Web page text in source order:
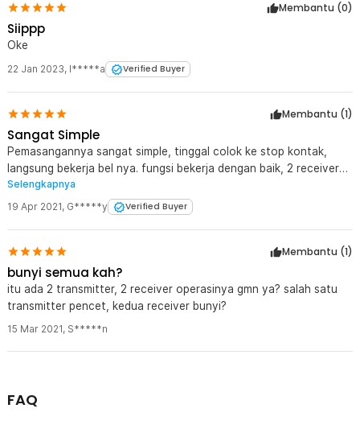
Membantu (0)
Siippp
Oke
22 Jan 2023, I*****a Verified Buyer
Membantu (1)
Sangat Simple
Pemasangannya sangat simple, tinggal colok ke stop kontak,
langsung bekerja bel nya. fungsi bekerja dengan baik, 2 receiver
dan 2 transmitter berfungsi semua, 2 transmitter apabila di tekan
bisa mengeliuarkan nada berbeda, jadi bisa tahu bel yang mana
Selengkapnya
19 Apr 2021, G*****y Verified Buyer
Membantu (1)
bunyi semua kah?
itu ada 2 transmitter, 2 receiver operasinya gmn ya? salah satu
transmitter pencet, kedua receiver bunyi?
15 Mar 2021, S*****n
FAQ